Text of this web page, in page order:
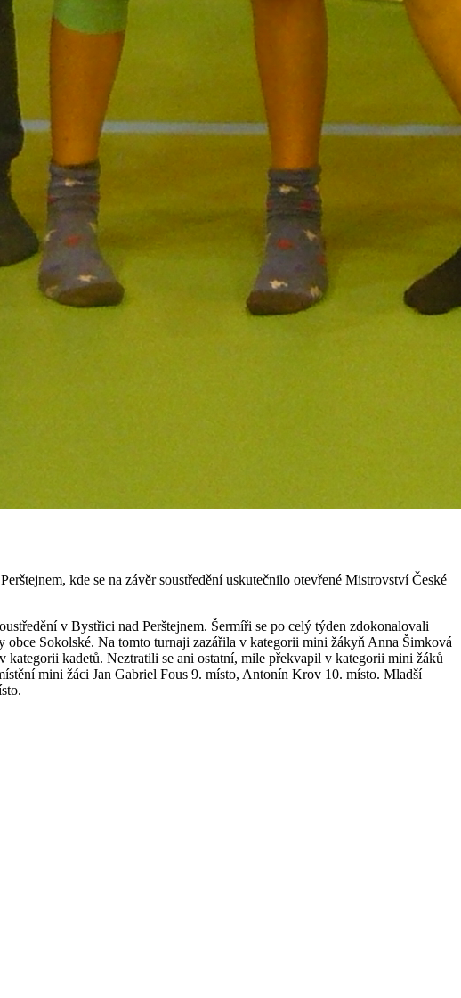
kde se na závěr soustředění uskutečnilo otevřené Mistrovství České
v Bystřici nad Perštejnem. Šermíři se po celý týden zdokonalovali
Sokolské. Na tomto turnaji zazářila v kategorii mini žákyň Anna Šimková
kadetů. Neztratili se ani ostatní, mile překvapil v kategorii mini žáků
mini žáci Jan Gabriel Fous 9. místo, Antonín Krov 10. místo. Mladší